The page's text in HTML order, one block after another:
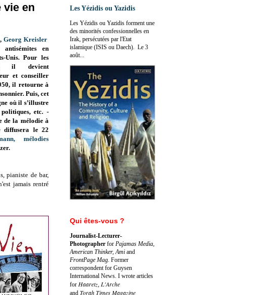
vie en
Georg Kreisler
antisémites en
Unis. Pour les
il devient
et conseiller
il retourne à
Puis, cet
où il s’illustre
etc. -
de la mélodie à
diffusera le 22
mélodies
pianiste de bar,
jamais rentré
Les Yézidis ou Yazidis
Les Yézidis ou Yazidis forment une
des minorités confessionnelles en
Irak, persécutées par l'Etat
islamique (ISIS ou Daech). Le 3
août...
Qui êtes-vous ?
Journalist-Lecturer-
Photographer for Pajamas Media,
American Thinker, Ami and
FrontPage Mag. Former
correspondent for Guysen
International News. I wrote articles
for Haaretz, L'Arche
and Torah Times Magazine